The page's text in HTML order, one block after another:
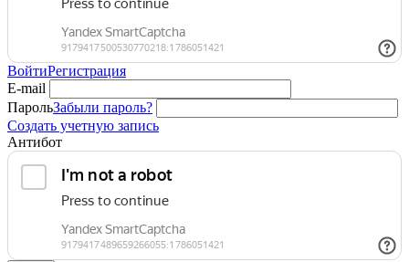
ВойтиРегистрация
E-mail
ПарольЗабыли пароль?
Создать учетную запись
Антибот